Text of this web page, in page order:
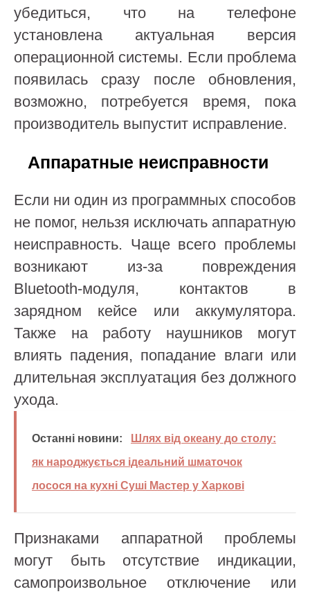
убедиться, что на телефоне
установлена актуальная версия
операционной системы. Если проблема
появилась сразу после обновления,
возможно, потребуется время, пока
производитель выпустит исправление.
Аппаратные неисправности
Если ни один из программных способов
не помог, нельзя исключать аппаратную
неисправность. Чаще всего проблемы
возникают из-за повреждения
Bluetooth-модуля, контактов в
зарядном кейсе или аккумулятора.
Также на работу наушников могут
влиять падения, попадание влаги или
длительная эксплуатация без должного
ухода.
Останні новини:
Шлях від океану до столу:
як народжується ідеальний шматочок
лосося на кухні Суші Мастер у Харкові
Признаками аппаратной проблемы
могут быть отсутствие индикации,
самопроизвольное отключение или